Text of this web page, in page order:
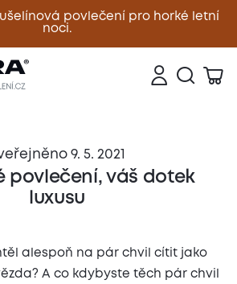
povlečení pro horké letní
noci.
Zavřít
9. 5. 2021
povlečení, váš dotek
luxusu
alespoň na pár chvil cítit jako
A co kdybyste těch pár chvil